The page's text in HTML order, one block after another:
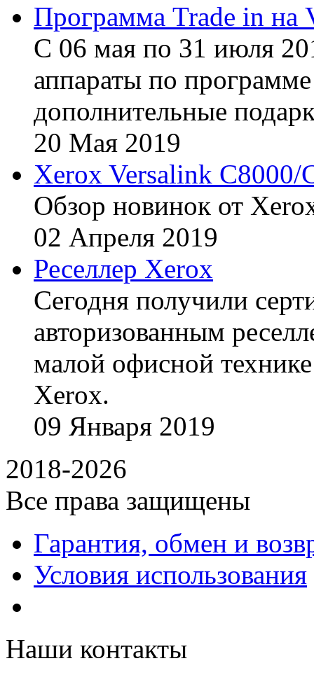
Программа Trade in на
С 06 мая по 31 июля
аппараты по
дополнительные
20 Мая 2019
Xerox Versalink C8000/
Обзор новинок от
02 Апреля 2019
Реселлер Xerox
Сегодня получили
авторизованным
малой офисной
Xerox.
09 Января 2019
2018-2026
Все права защищены
Гарантия, обмен и
Условия использования
Наши контакты